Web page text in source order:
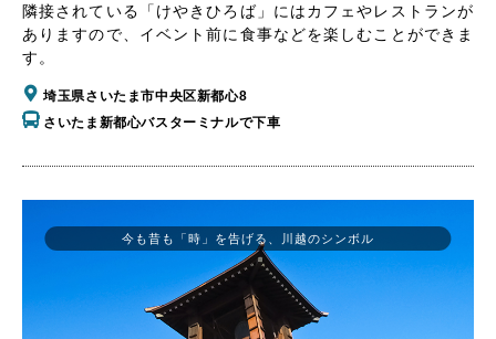
隣接されている「けやきひろば」にはカフェやレストランが
ありますので、イベント前に食事などを楽しむことができま
す。
埼玉県さいたま市中央区新都心8
さいたま新都心バスターミナルで下車
今も昔も「時」を告げる、川越のシンボル